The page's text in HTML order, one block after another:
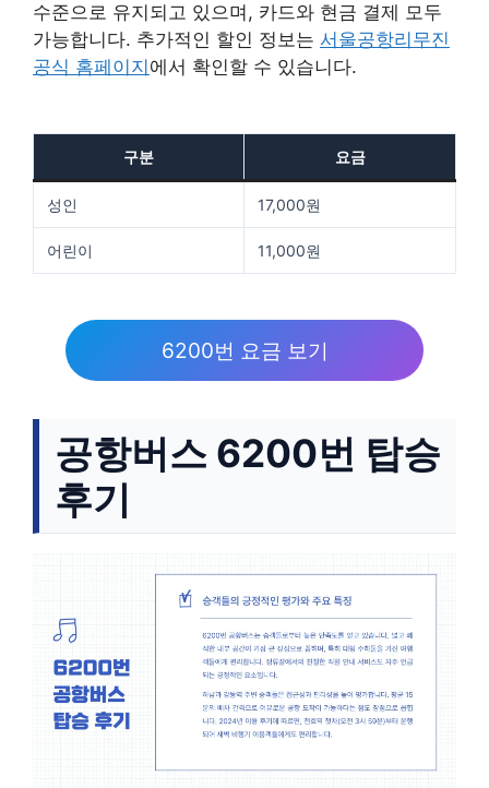
수준으로 유지되고 있으며, 카드와 현금 결제 모두
가능합니다. 추가적인 할인 정보는 서울공항리무진
공식 홈페이지 에서 확인할 수 있습니다.
구분 요금
성인 17,000원
어린이 11,000원
6200번 요금 보기
공항버스 6200번 탑승
후기